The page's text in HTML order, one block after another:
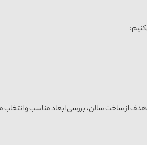
از ساخت سالن، بررسی ابعاد مناسب و انتخاب